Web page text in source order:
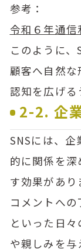
参考：
令和６年通信
このように
顧客へ自然
認知を広げる
2-2. 企
SNSには、
的に関係を深
す効果があり
コメントへ
といった日
や親しみを与